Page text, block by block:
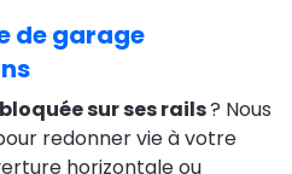
de garage
sur ses rails? Nous
redonner vie à votre
horizontale ou